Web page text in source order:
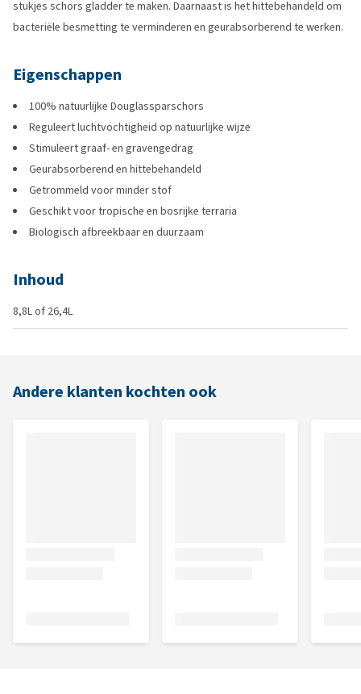
stukjes schors gladder te maken. Daarnaast is het hittebehandeld om
bacteriële besmetting te verminderen en geurabsorberend te werken.
Eigenschappen
100% natuurlijke Douglassparschors
Reguleert luchtvochtigheid op natuurlijke wijze
Stimuleert graaf- en gravengedrag
Geurabsorberend en hittebehandeld
Getrommeld voor minder stof
Geschikt voor tropische en bosrijke terraria
Biologisch afbreekbaar en duurzaam
Inhoud
8,8L of 26,4L
Andere klanten kochten ook